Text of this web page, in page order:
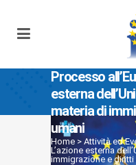
Processo
esterna
materia di
umani
Home > Attività ed
L’azione esterna
immigrazione e diritti